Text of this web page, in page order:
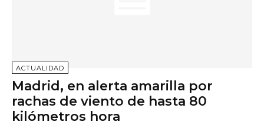
ACTUALIDAD
Madrid, en alerta amarilla por
rachas de viento de hasta 80
kilómetros hora